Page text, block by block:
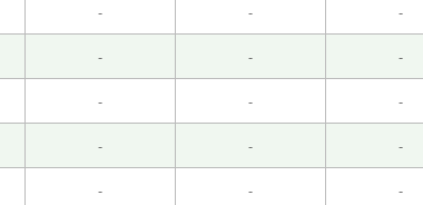
- - -
- - -
- - -
- - -
- - -